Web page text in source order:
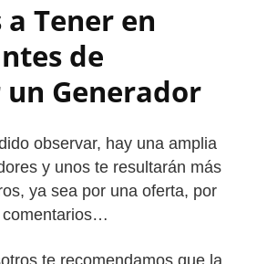
Tener en
de
Generador
observar, hay una amplia
y unos te resultarán más
ya sea por una oferta, por
comentarios…
te recomendamos que la